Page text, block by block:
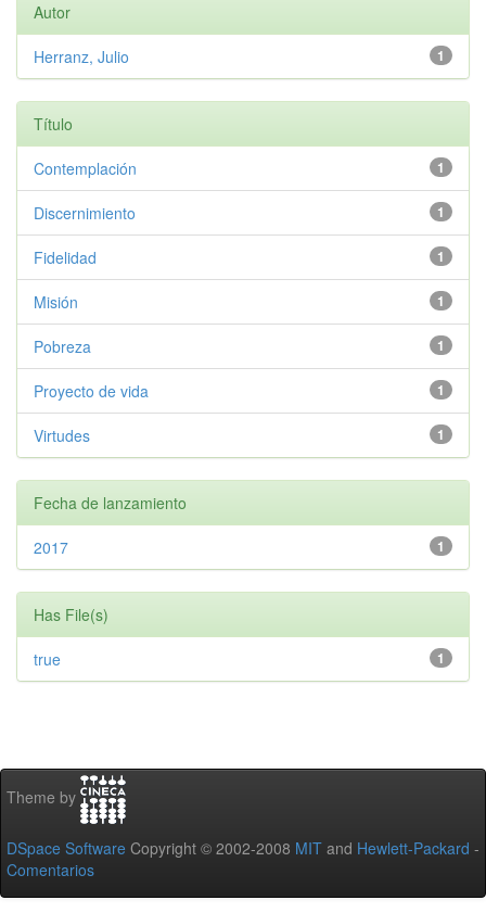
Autor
1
Herranz, Julio
Título
1
Contemplación
1
Discernimiento
1
Fidelidad
1
Misión
1
Pobreza
1
Proyecto de vida
1
Virtudes
Fecha de lanzamiento
1
2017
Has File(s)
1
true
Theme by
DSpace Software Copyright © 2002-2008 MIT and Hewlett-Packard -
Comentarios